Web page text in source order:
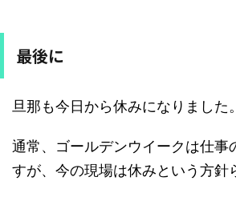
最後に
旦那も今日から休みになりました。
通常、ゴールデンウイークは仕事
すが、今の現場は休みという方針